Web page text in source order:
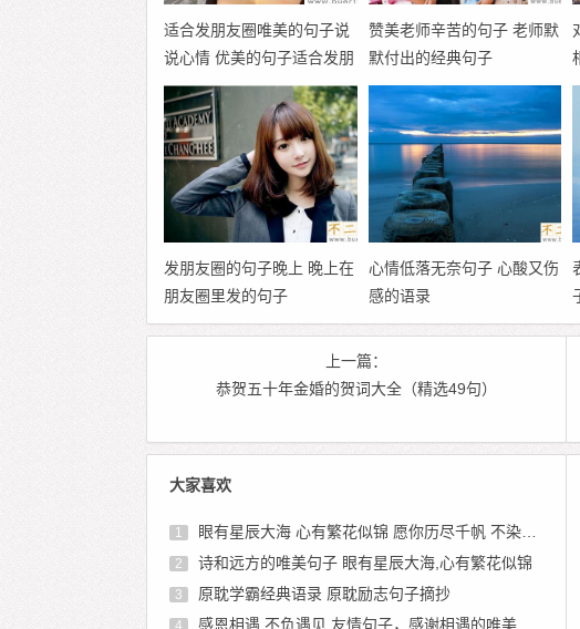
适合发朋友圈唯美的句子说
说心情 优美的句子适合发朋
友圈
赞美老师辛苦的句子 老师默
默付出的经典句子
发朋友圈的句子晚上 晚上在
朋友圈里发的句子
心情低落无奈句子 心酸又伤
感的语录
上一篇：
恭贺五十年金婚的贺词大全（精选49句）
大家喜欢
1 眼有星辰大海 心有繁花似锦 愿你历尽千帆 不染岁月风尘
2 诗和远方的唯美句子 眼有星辰大海,心有繁花似锦
3 原耽学霸经典语录 原耽励志句子摘抄
4 感恩相遇,不负遇见 友情句子，感谢相遇的唯美句子